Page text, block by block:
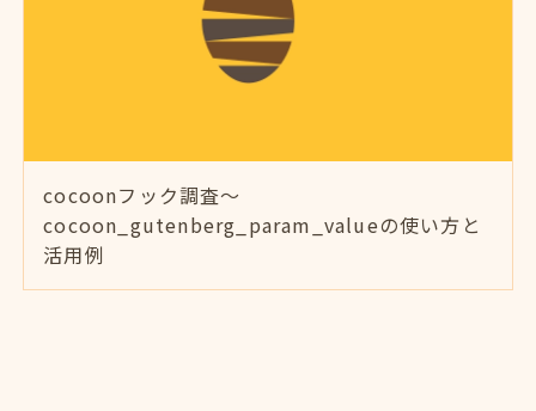
cocoonフック調査～
cocoon_gutenberg_param_valueの使い方と
活用例